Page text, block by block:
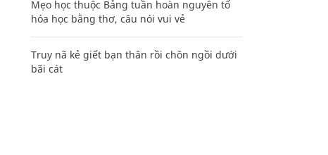
Mẹo học thuộc Bảng tuần hoàn nguyên tố
hóa học bằng thơ, câu nói vui vẻ
Truy nã kẻ giết bạn thân rồi chôn ngồi dưới
bãi cát